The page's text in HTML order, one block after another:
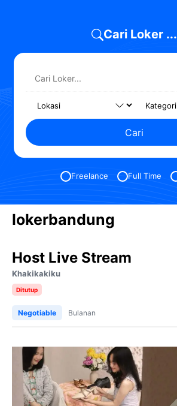
Cari Loker ...
Cari
Freelance Full Time
lokerbandung
Host Live Stream
Khakikakiku
Ditutup
Negotiable Bulanan